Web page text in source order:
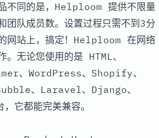
不同的是，Helploom 提供不限量
团队成员数。设置过程只需不到3分
网站上，搞定！Helploom 在网络
。无论您使用的是 HTML、
、WordPress、Shopify、
、Laravel、Django、
它都能完美兼容。